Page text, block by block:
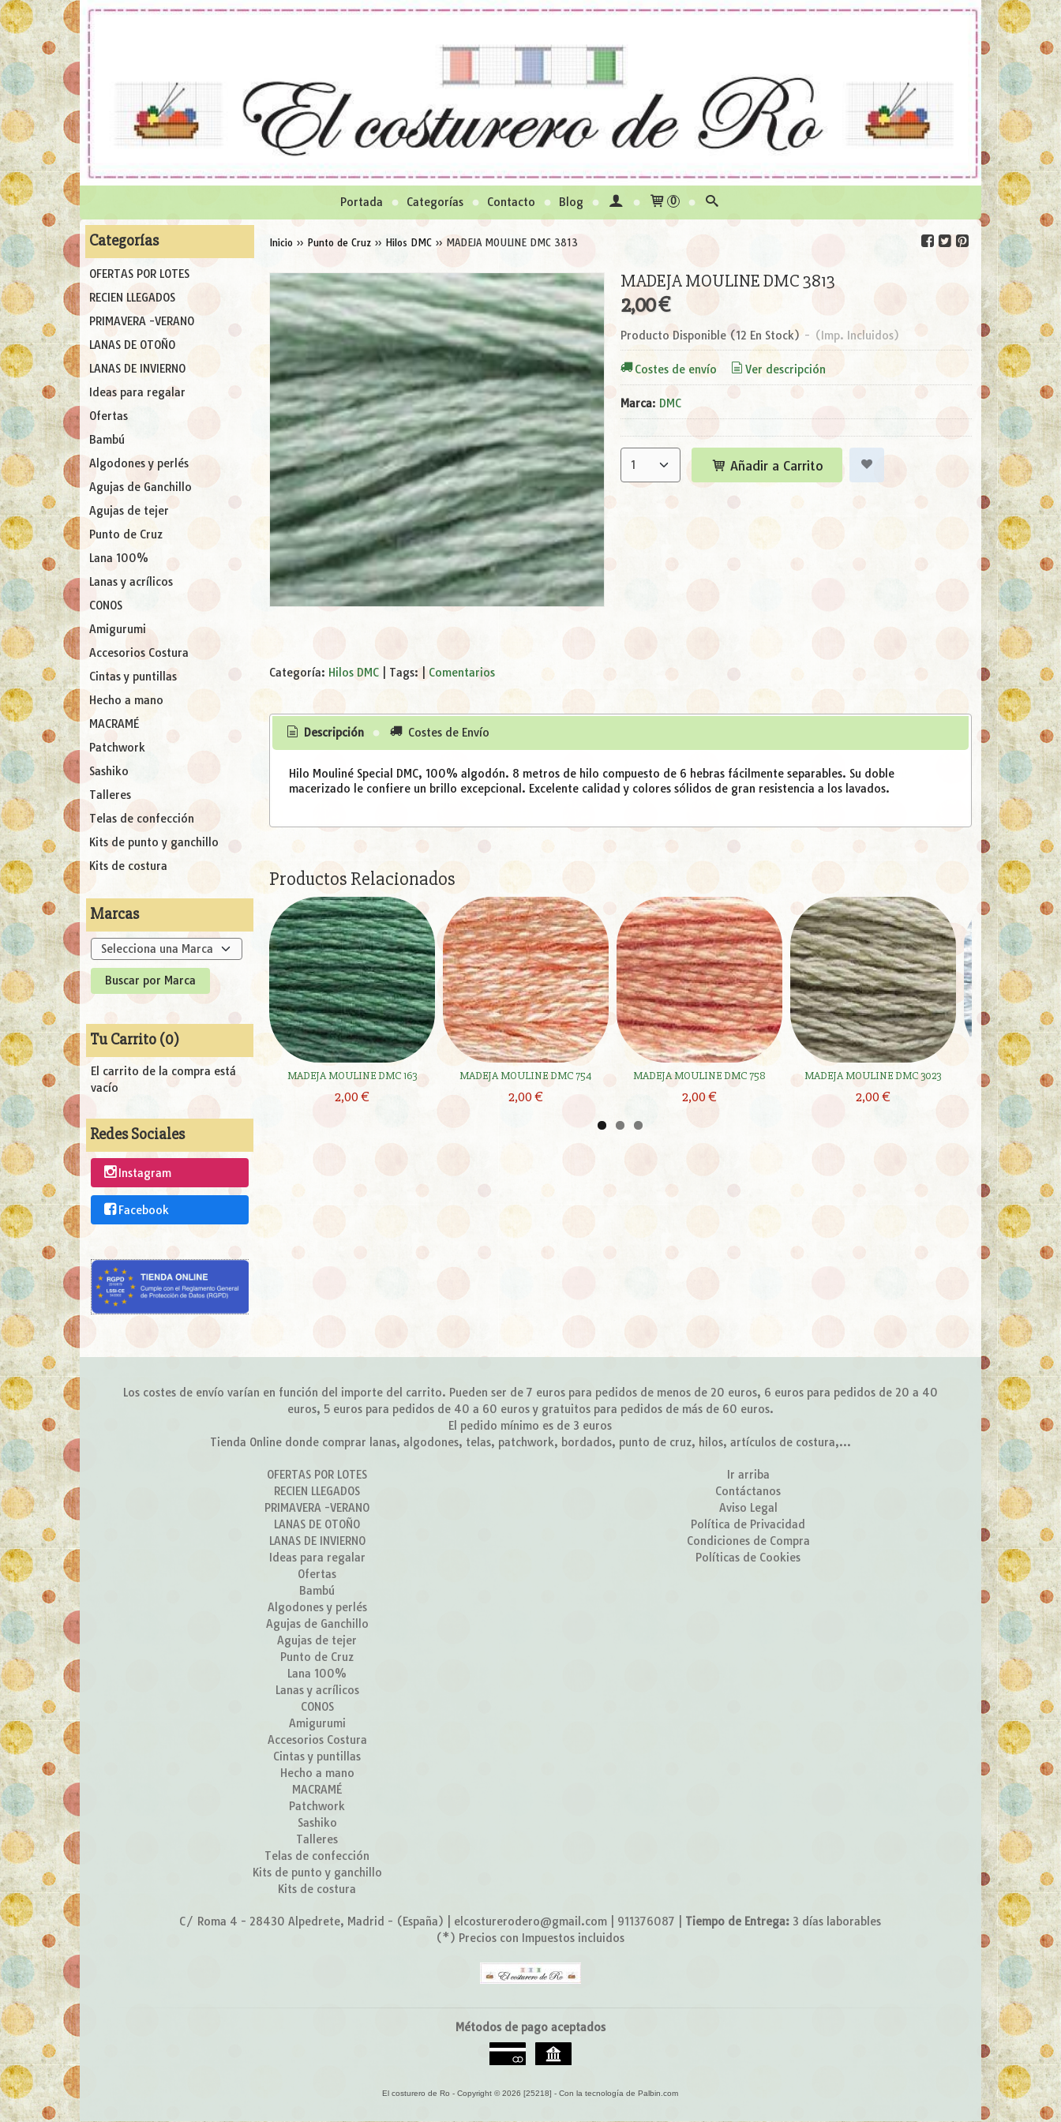
Portada Categorías Contacto Blog 0
Categorías
OFERTAS POR LOTES
RECIEN LLEGADOS
PRIMAVERA -VERANO
LANAS DE OTOÑO
LANAS DE INVIERNO
Ideas para regalar
Ofertas
Bambú
Algodones y perlés
Agujas de Ganchillo
Agujas de tejer
Punto de Cruz
Lana 100%
Lanas y acrílicos
CONOS
Amigurumi
Accesorios Costura
Cintas y puntillas
Hecho a mano
MACRAMÉ
Patchwork
Sashiko
Talleres
Telas de confección
Kits de punto y ganchillo
Kits de costura
Marcas
Tu Carrito (0)
El carrito de la compra está
vacío
Redes Sociales
Instagram
Facebook
Inicio » Punto de Cruz» Hilos DMC» MADEJA MOULINE DMC 3813
MADEJA MOULINE DMC 3813
2,00 €
Producto Disponible (12 En Stock) - (Imp. Incluidos)
Costes de envío Ver descripción
Marca: DMC
Añadir a Carrito
Categoría: Hilos DMC| Tags: | Comentarios
Descripción Costes de Envío
Hilo Mouliné Special DMC, 100% algodón. 8 metros de hilo compuesto de 6 hebras fácilmente separables. Su doble
macerizado le confiere un brillo excepcional. Excelente calidad y colores sólidos de gran resistencia a los lavados.
Productos Relacionados
MADEJA MOULINE DMC 163
2,00 €
MADEJA MOULINE DMC 754
2,00 €
MADEJA MOULINE DMC 758
2,00 €
MADEJA MOULINE DMC 3023
2,00 €
MADEJA
2,00
Los costes de envío varían en función del importe del carrito. Pueden ser de 7 euros para pedidos de menos de 20 euros, 6 euros para pedidos de 20 a 40
euros, 5 euros para pedidos de 40 a 60 euros y gratuitos para pedidos de más de 60 euros.
El pedido mínimo es de 3 euros
Tienda Online donde comprar lanas, algodones, telas, patchwork, bordados, punto de cruz, hilos, artículos de costura,...
OFERTAS POR LOTES
RECIEN LLEGADOS
PRIMAVERA -VERANO
LANAS DE OTOÑO
LANAS DE INVIERNO
Ideas para regalar
Ofertas
Bambú
Algodones y perlés
Agujas de Ganchillo
Agujas de tejer
Punto de Cruz
Lana 100%
Lanas y acrílicos
CONOS
Amigurumi
Accesorios Costura
Cintas y puntillas
Hecho a mano
MACRAMÉ
Patchwork
Sashiko
Talleres
Telas de confección
Kits de punto y ganchillo
Kits de costura
Ir arriba
Contáctanos
Aviso Legal
Política de Privacidad
Condiciones de Compra
Políticas de Cookies
C/ Roma 4 - 28430 Alpedrete, Madrid - (España) | elcosturerodero@gmail.com | 911376087 Tiempo de Entrega: 3 días laborables
(*) Precios con Impuestos incluidos
Métodos de pago aceptados
El costurero de Ro - Copyright © 2026 [25218] - Con la tecnología de Palbin.com